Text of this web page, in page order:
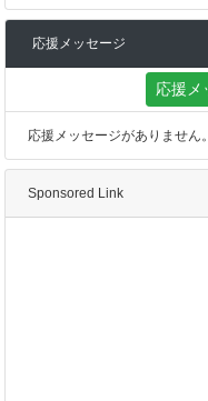
応援メッセージ
応援メ
応援メッセージがありません。
Sponsored Link